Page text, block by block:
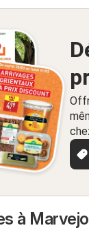
à